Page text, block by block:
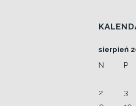
sierpień
N
P
2
3